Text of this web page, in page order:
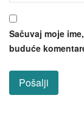
Sačuvaj moje
buduće